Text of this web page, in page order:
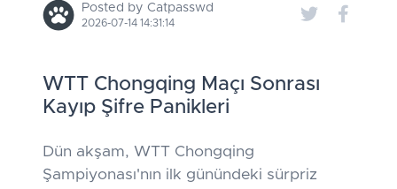
Posted by Catpasswd
2026-07-14 14:31:14
WTT Chongqing Maçı Sonrası
Kayıp Şifre Panikleri
Dün akşam, WTT Chongqing
Şampiyonası'nın ilk günündeki sürpriz